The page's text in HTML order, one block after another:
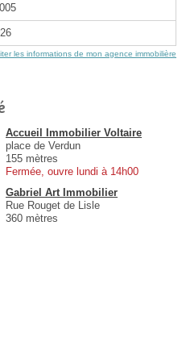
les informations de mon agence immobilière
Accueil Immobilier Voltaire
place de Verdun
155 mètres
Fermée, ouvre lundi à 14h00
Gabriel Art Immobilier
Rue Rouget de Lisle
360 mètres